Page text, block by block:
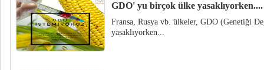
GDO' yu birçok ülke yasaklıyorken....
Fransa, Rusya vb. ülkeler, GDO (Genetiği
yasaklıyorken...